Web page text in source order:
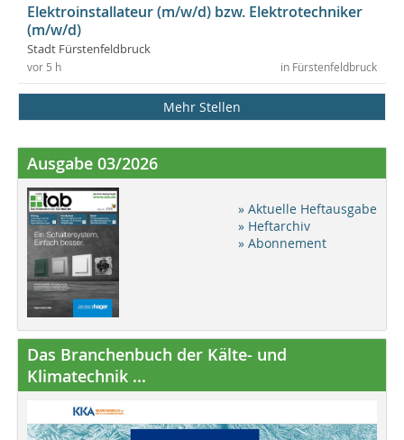
Elektroinstallateur (m/w/d) bzw. Elektrotechniker
(m/w/d)
Stadt Fürstenfeldbruck
in Fürstenfeldbruck
vor 5 h
Mehr Stellen
Ausgabe 03/2026
» Aktuelle Heftausgabe
» Heftarchiv
» Abonnement
Das Branchenbuch der Kälte- und
Klimatechnik ...